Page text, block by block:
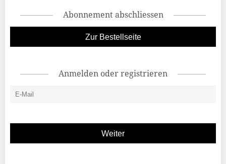
Abonnement abschliessen
Zur Bestellseite
Anmelden oder registrieren